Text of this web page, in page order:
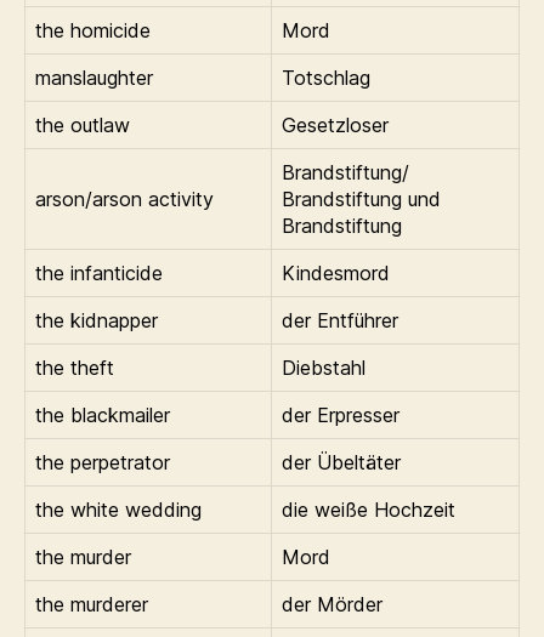
the homicide
Mord
manslaughter
Totschlag
the outlaw
Gesetzloser
arson/arson activity
Brandstiftung/
Brandstiftung und
Brandstiftung
the infanticide
Kindesmord
the kidnapper
der Entführer
the theft
Diebstahl
the blackmailer
der Erpresser
the perpetrator
der Übeltäter
the white wedding
die weiße Hochzeit
the murder
Mord
the murderer
der Mörder